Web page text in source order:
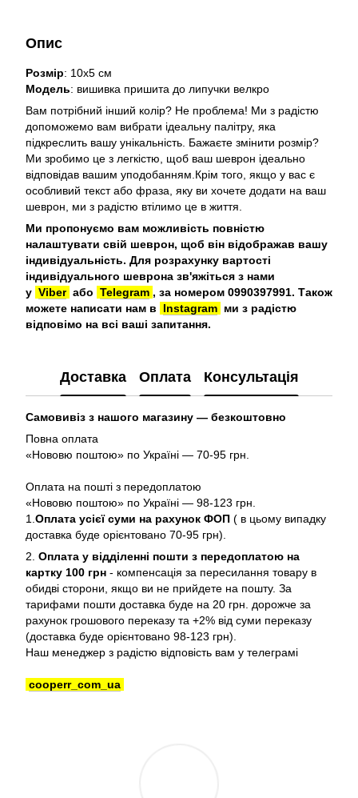
Опис
Розмір: 10х5 см
Модель: вишивка пришита до липучки велкро
Вам потрібний інший колір? Не проблема! Ми з радістю
допоможемо вам вибрати ідеальну палітру, яка
підкреслить вашу унікальність. Бажаєте змінити розмір?
Ми зробимо це з легкістю, щоб ваш шеврон ідеально
відповідав вашим уподобанням.Крім того, якщо у вас є
особливий текст або фраза, яку ви хочете додати на ваш
шеврон, ми з радістю втілимо це в життя.
Ми пропонуємо вам можливість повністю
налаштувати свій шеврон, щоб він відображав вашу
індивідуальність. Для розрахунку вартості
індивідуального шеврона зв'яжіться з нами
у Viber або Telegram , за номером 0990397991. Також
можете написати нам в
Instagram ми з радістю
відповімо на всі ваші запитання.
Доставка Оплата Консультація
Самовивіз з нашого магазину — безкоштовно
Повна оплата
«Нововю поштою» по Україні — 70-95 грн.
Оплата на пошті з передоплатою
«Нововю поштою» по Україні — 98-123 грн.
1. Оплата усієї суми на рахунок ФОП ( в цьому випадку
доставка буде орієнтовано 70-95 грн).
2. Оплата у відділенні пошти з передоплатою на
картку 100 грн - компенсація за пересилання товару в
обидві сторони, якщо ви не прийдете на пошту. За
тарифами пошти доставка буде на 20 грн. дорожче за
рахунок грошового переказу та +2% від суми переказу
(доставка буде орієнтовано 98-123 грн).
Наш менеджер з радістю відповість вам у телеграмі
cooperr_com_ua